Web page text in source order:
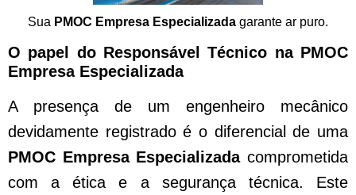
Sua PMOC Empresa Especializada garante ar puro.
O papel do Responsável Técnico na PMOC
Empresa Especializada
A presença de um engenheiro mecânico
devidamente registrado é o diferencial de uma
PMOC Empresa Especializadacomprometida
com a ética e a segurança técnica. Este